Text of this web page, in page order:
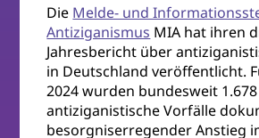
Die Melde- und
Antiziganismus MIA hat ihren
Jahresbericht über
in Deutschland veröffentlicht.
2024 wurden bundesweit 1.678
antiziganistische Vorfälle
besorgniserregender Anstieg